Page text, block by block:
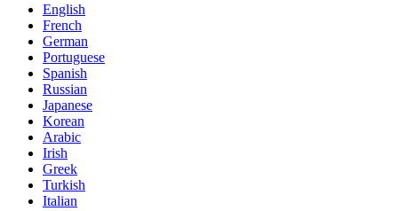
English
French
German
Portuguese
Spanish
Russian
Japanese
Korean
Arabic
Irish
Greek
Turkish
Italian